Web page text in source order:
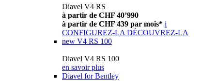
Diavel V4 RS
à partir de CHF 40’990
à partir de CHF 439 par mois* i
CONFIGUREZ-LA DÉCOUVREZ-LA
new V4 RS 100
Diavel V4 RS 100
en savoir plus
Diavel for Bentley